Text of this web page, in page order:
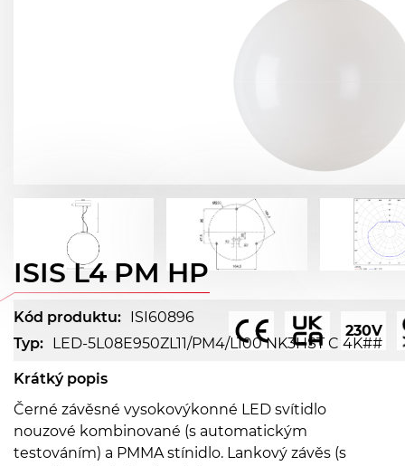
ISIS L4 PM HP
Kód produktu: ISI60896
Typ: LED-5L08E950ZL11/PM4/L100 NK3HST C 4K##
Krátký popis
Černé závěsné vysokovýkonné LED svítidlo
nouzové kombinované (s automatickým
testováním) a PMMA stínidlo. Lankový závěs (s
230V